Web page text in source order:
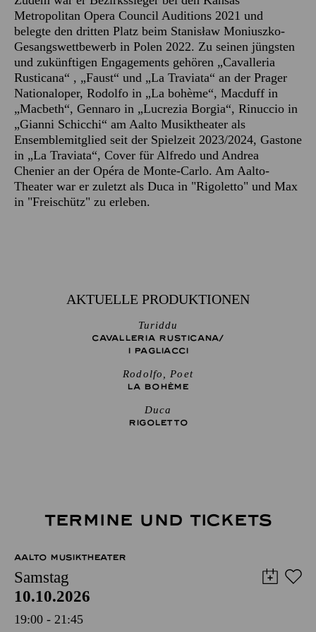
Metropolitan Opera Council Auditions 2021 und
belegte den dritten Platz beim Stanisław Moniuszko-
Gesangswettbewerb in Polen 2022. Zu seinen jüngsten
und zukünftigen Engagements gehören „Cavalleria
Rusticana“ , „Faust“ und „La Traviata“ an der Prager
Nationaloper, Rodolfo in „La bohème“, Macduff in
„Macbeth“, Gennaro in „Lucrezia Borgia“, Rinuccio in
„Gianni Schicchi“ am Aalto Musiktheater als
Ensemblemitglied seit der Spielzeit 2023/2024, Gastone
in „La Traviata“, Cover für Alfredo und Andrea
Chenier an der Opéra de Monte-Carlo. Am Aalto-
Theater war er zuletzt als Duca in "Rigoletto" und Max
in "Freischütz" zu erleben.
AKTUELLE PRODUKTIONEN
Turiddu
CAVALLERIA RUSTICANA/
I PAGLIACCI
Rodolfo, Poet
LA BOHÈME
Duca
RIGO­LETTO
TERMINE UND TICKETS
AALTO MUSIKTHEATER
Samstag
10.10.2026
19:00 - 21:45